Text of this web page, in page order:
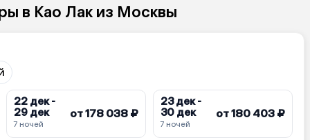
в Као Лак из Москвы
22 дек -
29 дек
7 ночей
от 178 038 ₽
23 дек -
30 дек
7 ночей
от 180 403 ₽